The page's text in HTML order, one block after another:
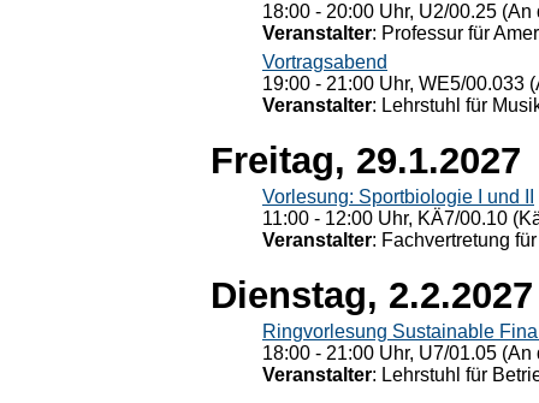
18:00 - 20:00 Uhr, U2/00.25
Veranstalter: Professur für
Vortragsabend
19:00 - 21:00 Uhr, WE5/00.033
Veranstalter: Lehrstuhl für
Freitag, 29.1.2027
Vorlesung: Sportbiologie I und II
11:00 - 12:00 Uhr, KÄ7/00.10
Veranstalter: Fachvertretung
Dienstag, 2.2.2027
Ringvorlesung Sustainable
18:00 - 21:00 Uhr, U7/01.05
Veranstalter: Lehrstuhl für